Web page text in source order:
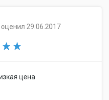
оценил 29.06.2017
цена